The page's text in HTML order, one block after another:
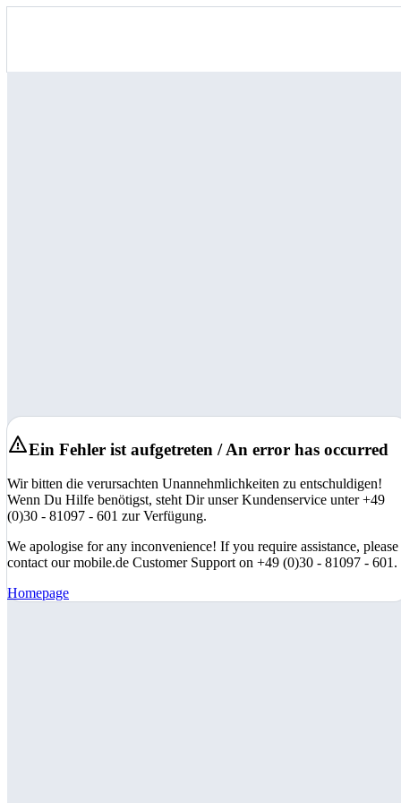
Ein Fehler ist aufgetreten / An error has occurred
Wir bitten die verursachten Unannehmlichkeiten zu entschuldigen!
Wenn Du Hilfe benötigst, steht Dir unser Kundenservice unter +49
(0)30 - 81097 - 601 zur Verfügung.
We apologise for any inconvenience! If you require assistance, please
contact our mobile.de Customer Support on +49 (0)30 - 81097 - 601.
Homepage